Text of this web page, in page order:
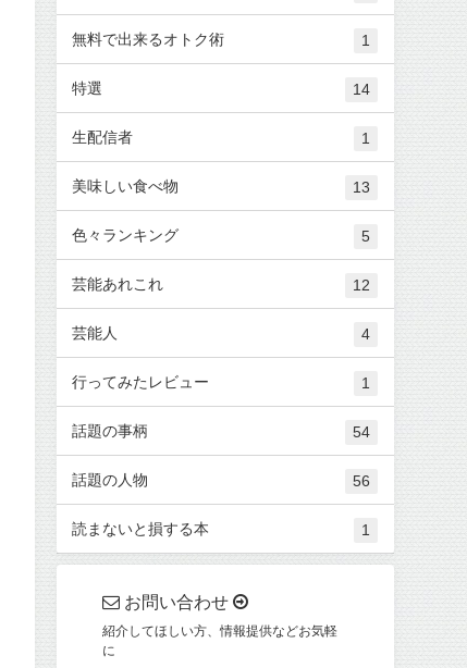
無料で出来るオトク術 1
特選 14
生配信者 1
美味しい食べ物 13
色々ランキング 5
芸能あれこれ 12
芸能人 4
行ってみたレビュー 1
話題の事柄 54
話題の人物 56
読まないと損する本 1
お問い合わせ
紹介してほしい方、情報提供などお気軽
に